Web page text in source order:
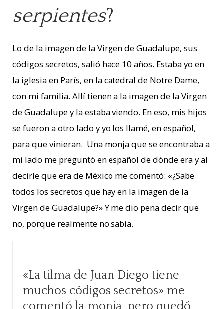
serpientes?
Lo de la imagen de la Virgen de Guadalupe, sus
códigos secretos, salió hace 10 años. Estaba yo en
la iglesia en París, en la catedral de Notre Dame,
con mi familia. Allí tienen a la imagen de la Virgen
de Guadalupe y la estaba viendo. En eso, mis hijos
se fueron a otro lado y yo los llamé, en español,
para que vinieran. Una monja que se encontraba a
mi lado me preguntó en español de dónde era y al
decirle que era de México me comentó: «¿Sabe
todos los secretos que hay en la imagen de la
Virgen de Guadalupe?» Y me dio pena decir que
no, porque realmente no sabía.
«La tilma de Juan Diego tiene
muchos códigos secretos» me
comentó la monja, pero quedó